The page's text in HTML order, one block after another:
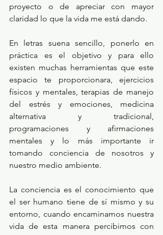
proyecto o de apreciar con mayor
claridad lo que la vida me está dando.
En letras suena sencillo, ponerlo en
práctica es el objetivo y para ello
existen muchas herramientas que este
espacio te proporcionara, ejercicios
físicos y mentales, terapias de manejo
del estrés y emociones, medicina
alternativa y tradicional,
programaciones y afirmaciones
mentales y lo más importante ir
tomando conciencia de nosotros y
nuestro medio ambiente.
La conciencia es el conocimiento que
el ser humano tiene de sí mismo y su
entorno, cuando encaminamos nuestra
vida de esta manera percibimos con